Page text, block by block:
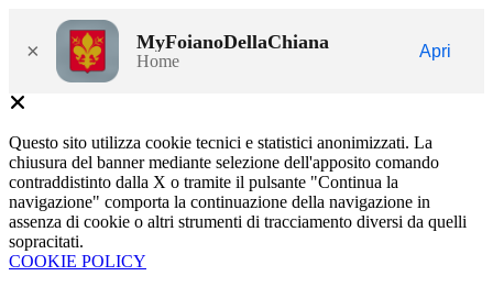
× MyFoianoDellaChiana
Home
Apri
Questo sito utilizza cookie tecnici e statistici anonimizzati. La
chiusura del banner mediante selezione dell'apposito comando
contraddistinto dalla X o tramite il pulsante "Continua la
navigazione" comporta la continuazione della navigazione in
assenza di cookie o altri strumenti di tracciamento diversi da quelli
sopracitati.
COOKIE POLICY